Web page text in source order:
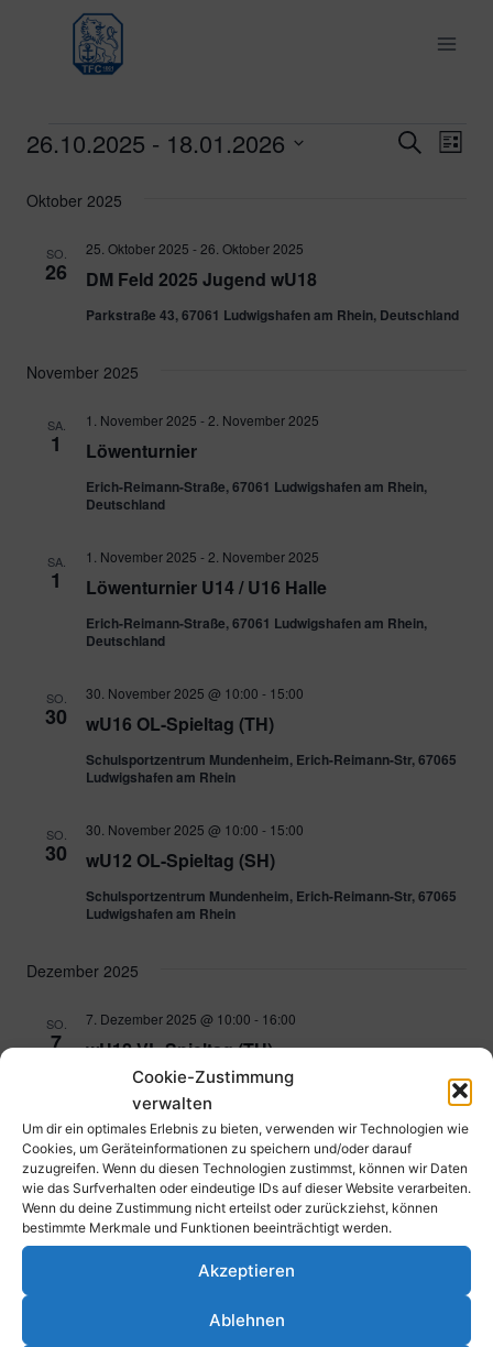
Cookie-Zustimmung
verwalten
Um dir ein optimales Erlebnis zu bieten, verwenden wir Technologien wie
Cookies, um Geräteinformationen zu speichern und/oder darauf
zuzugreifen. Wenn du diesen Technologien zustimmst, können wir Daten
wie das Surfverhalten oder eindeutige IDs auf dieser Website verarbeiten.
Wenn du deine Zustimmung nicht erteilst oder zurückziehst, können
bestimmte Merkmale und Funktionen beeinträchtigt werden.
Akzeptieren
Ablehnen
springen
Veranstaltungen SucheListe
26.10.2025 - 18.01.2026
wählen.
Oktober 2025
SO.
26 DM Feld 2025 Jugend wU18
25. Oktober 2025 - 26. Oktober 2025
Parkstraße 43, 67061 Ludwigshafen am Rhein, Deutschland
November 2025
SA.
1 Löwenturnier
1. November 2025 - 2. November 2025
Erich-Reimann-Straße, 67061 Ludwigshafen am Rhein,
Deutschland
SA.
1 Löwenturnier U14 / U16 Halle
1. November 2025 - 2. November 2025
Erich-Reimann-Straße, 67061 Ludwigshafen am Rhein,
Deutschland
SO.
30 wU16 OL-Spieltag (TH)
30. November 2025 @ 10:00 - 15:00
Schulsportzentrum Mundenheim, Erich-Reimann-Str, 67065
Ludwigshafen am Rhein
SO.
30 wU12 OL-Spieltag (SH)
30. November 2025 @ 10:00 - 15:00
Schulsportzentrum Mundenheim, Erich-Reimann-Str, 67065
Ludwigshafen am Rhein
Dezember 2025
SO.
7 wU12 VL-Spieltag (TH)
7. Dezember 2025 @ 10:00 - 16:00
Schulsportzentrum Mundenheim, Erich-Reimann-Str, 67065
Ludwigshafen am Rhein
7 mU08 Spieltag (SH)
7. Dezember 2025 @ 10:00-17:00
Schulsportzentrum Mundenheim, Erich-Reimann-Str, 67065
Ludwigshafen am Rhein